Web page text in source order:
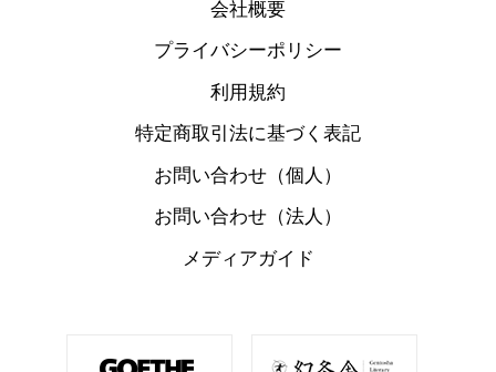
会社概要
プライバシーポリシー
利用規約
特定商取引法に基づく表記
お問い合わせ（個人）
お問い合わせ（法人）
メディアガイド